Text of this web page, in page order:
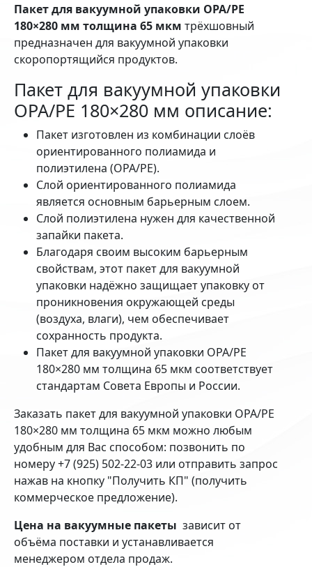
Пакет для вакуумной упаковки OPA/PE
180×280 мм толщина 65 мкм трёхшовный
предназначен для вакуумной упаковки
скоропортящийся продуктов.
Пакет для вакуумной упаковки
OPA/PE 180×280 мм описание:
Пакет изготовлен из комбинации слоёв
ориентированного полиамида и
полиэтилена (OPA/PE).
Слой ориентированного полиамида
является основным барьерным слоем.
Слой полиэтилена нужен для качественной
запайки пакета.
Благодаря своим высоким барьерным
свойствам, этот пакет для вакуумной
упаковки надёжно защищает упаковку от
проникновения окружающей среды
(воздуха, влаги), чем обеспечивает
сохранность продукта.
Пакет для вакуумной упаковки OPA/PE
180×280 мм толщина 65 мкм соответствует
стандартам Совета Европы и России.
Заказать пакет для вакуумной упаковки OPA/PE
180×280 мм толщина 65 мкм можно любым
удобным для Вас способом: позвонить по
номеру +7 (925) 502-22-03 или отправить запрос
нажав на кнопку "Получить КП" (получить
коммерческое предложение).
Цена на вакуумные пакеты зависит от
объёма поставки и устанавливается
менеджером отдела продаж.